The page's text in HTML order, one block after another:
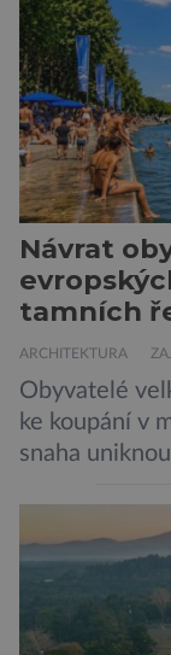
Návrat
tamních
ARCHITEKTURA
Obyvatelé
ke koupání v
snaha
Evropanů.
udržet
není
koupání v